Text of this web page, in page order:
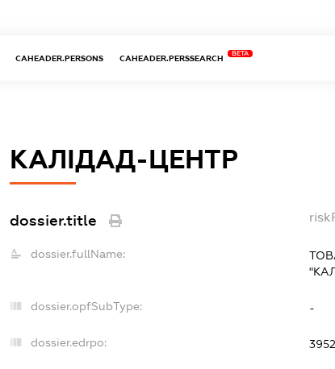
CAHEADER.PERSONS CAHEADER.PERSSEARCH
BETA
КАЛІДАД-ЦЕНТР
dossier.title
dossier.fullName:
dossier.opfSubType: -
dossier.edrpo: